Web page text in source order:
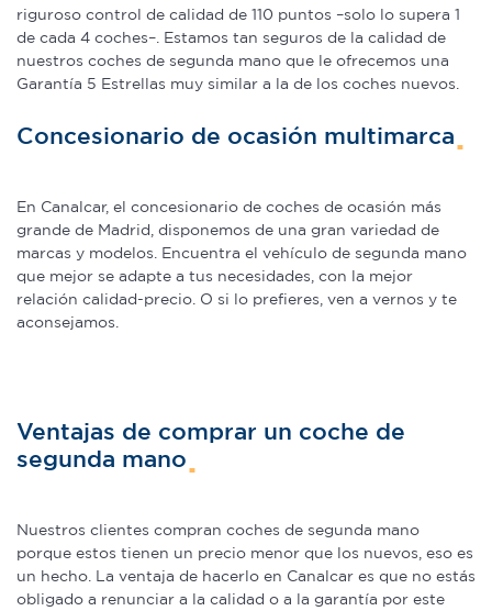
riguroso control de calidad de 110 puntos –solo lo supera 1
de cada 4 coches–. Estamos tan seguros de la calidad de
nuestros coches de segunda mano que le ofrecemos una
Garantía 5 Estrellas muy similar a la de los coches nuevos.
Concesionario de ocasión multimarca
En Canalcar, el concesionario de coches de ocasión más
grande de Madrid, disponemos de una gran variedad de
marcas y modelos. Encuentra el vehículo de segunda mano
que mejor se adapte a tus necesidades, con la mejor
relación calidad-precio. O si lo prefieres, ven a vernos y te
aconsejamos.
Ventajas de comprar un coche de
segunda mano
Nuestros clientes compran coches de segunda mano
porque estos tienen un precio menor que los nuevos, eso es
un hecho. La ventaja de hacerlo en Canalcar es que no estás
obligado a renunciar a la calidad o a la garantía por este